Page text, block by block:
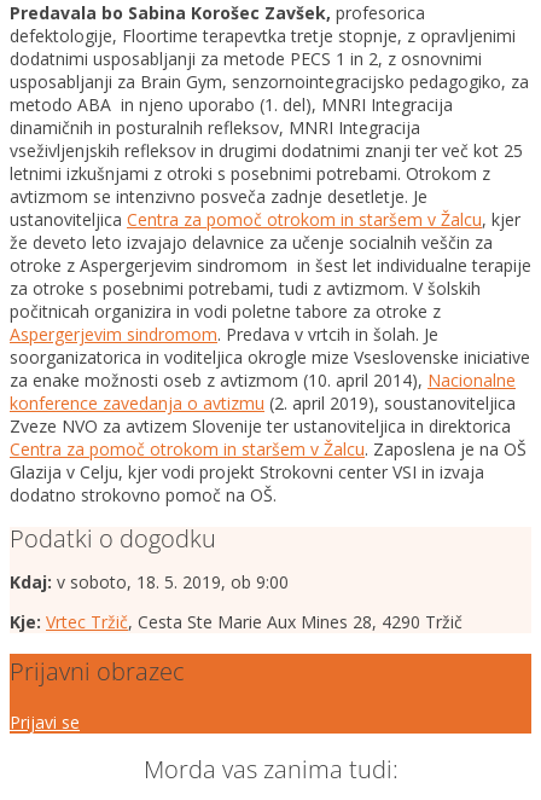
Predavala bo Sabina Korošec Zavšek, profesorica
defektologije, Floortime terapevtka tretje stopnje, z opravljenimi
dodatnimi usposabljanji za metode PECS 1 in 2, z osnovnimi
usposabljanji za Brain Gym, senzornointegracijsko pedagogiko, za
metodo ABA in njeno uporabo (1. del), MNRI Integracija
dinamičnih in posturalnih refleksov, MNRI Integracija
vseživljenjskih refleksov in drugimi dodatnimi znanji ter več kot 25
letnimi izkušnjami z otroki s posebnimi potrebami. Otrokom z
avtizmom se intenzivno posveča zadnje desetletje. Je
ustanoviteljica Centra za pomoč otrokom in staršem v Žalcu, kjer
že deveto leto izvajajo delavnice za učenje socialnih veščin za
otroke z Aspergerjevim sindromom in šest let individualne terapije
za otroke s posebnimi potrebami, tudi z avtizmom. V šolskih
počitnicah organizira in vodi poletne tabore za otroke z
Aspergerjevim sindromom. Predava v vrtcih in šolah. Je
soorganizatorica in voditeljica okrogle mize Vseslovenske iniciative
za enake možnosti oseb z avtizmom (10. april 2014), Nacionalne
konference zavedanja o avtizmu (2. april 2019), soustanoviteljica
Zveze NVO za avtizem Slovenije ter ustanoviteljica in direktorica
Centra za pomoč otrokom in staršem v Žalcu. Zaposlena je na OŠ
Glazija v Celju, kjer vodi projekt Strokovni center VSI in izvaja
dodatno strokovno pomoč na OŠ.
Podatki o dogodku
Kdaj: v soboto, 18. 5. 2019, ob 9:00
Kje: Vrtec Tržič, Cesta Ste Marie Aux Mines 28, 4290 Tržič
Prijavni obrazec
Prijavi se
Morda vas zanima tudi: